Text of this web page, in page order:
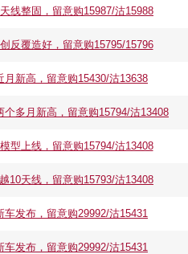
线整固，留意购15987/沽15988
反覆造好，留意购15795/15796
月新高，留意购15430/沽13638
个多月新高，留意购15794/沽13408
型上线，留意购15794/沽13408
10天线，留意购15793/沽13408
车发布，留意购29992/沽15431
车发布，留意购29992/沽15431